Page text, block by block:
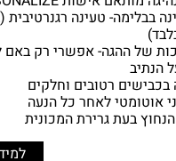
בבלימה- טעינה רגנרטיבית
של ההגה- אפשרי רק באם
הנתיב
רטובים וחלקים
אוטומטי לאחר כל הנעה
בעת גרירת המכונית